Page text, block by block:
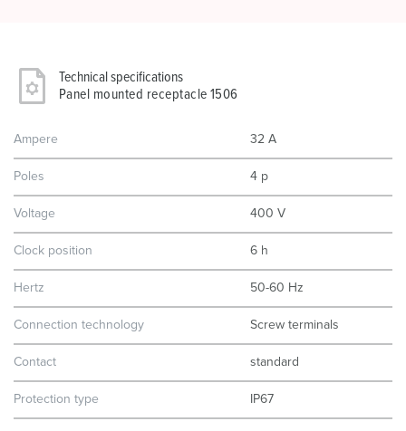
Technical specifications
Panel mounted receptacle 1506
Ampere 32 A
Poles 4 p
Voltage 400 V
Clock position 6 h
Hertz 50-60 Hz
Connection technology Screw terminals
Contact standard
Protection type IP67